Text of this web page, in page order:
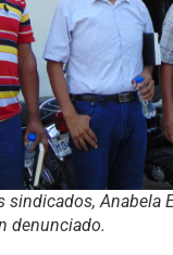
sindicados, Anabela
denunciado.